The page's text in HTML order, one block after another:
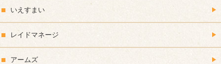
いえすまい
レイドマネージ
アームズ